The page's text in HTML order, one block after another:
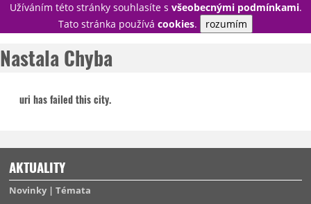
Užíváním této stránky souhlasíte s všeobecnými podmínkami.
Tato stránka používá cookies. rozumím
PŘIHLÁSIT
NOVINKY
TÉMATA
TRAILERY
GALERIE
DISKUZE
STATISTIKY
TIRÁŽ
Nastala Chyba
uri has failed this city.
AKTUALITY
Novinky Témata